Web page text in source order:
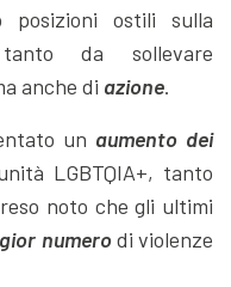
posizioni ostili sulla
tanto da sollevare
anche di azione.
un aumento dei
LGBTQIA+, tanto
noto che gli ultimi
numero di violenze